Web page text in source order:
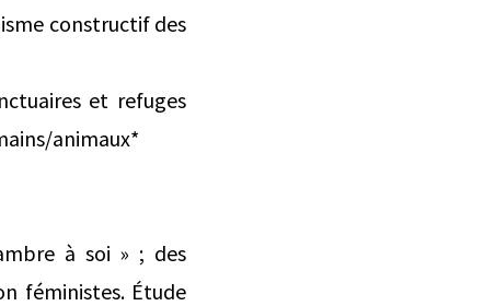
constructif des
et refuges
animaux*
à soi » ; des
féministes. Étude